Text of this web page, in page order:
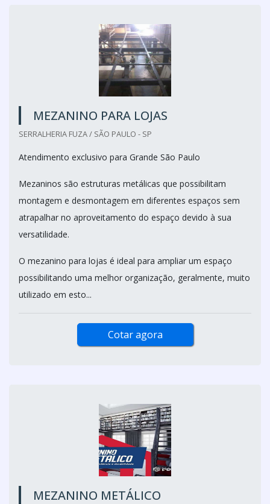
MEZANINO PARA LOJAS
SERRALHERIA FUZA / SÃO PAULO - SP
Atendimento exclusivo para Grande São Paulo
Mezaninos são estruturas metálicas que possibilitam
montagem e desmontagem em diferentes espaços sem
atrapalhar no aproveitamento do espaço devido à sua
versatilidade.
O mezanino para lojas é ideal para ampliar um espaço
possibilitando uma melhor organização, geralmente, muito
utilizado em esto...
Cotar agora
MEZANINO METÁLICO